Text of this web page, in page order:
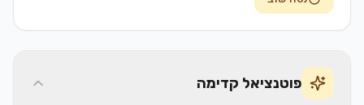
פוטנציאל קדימה